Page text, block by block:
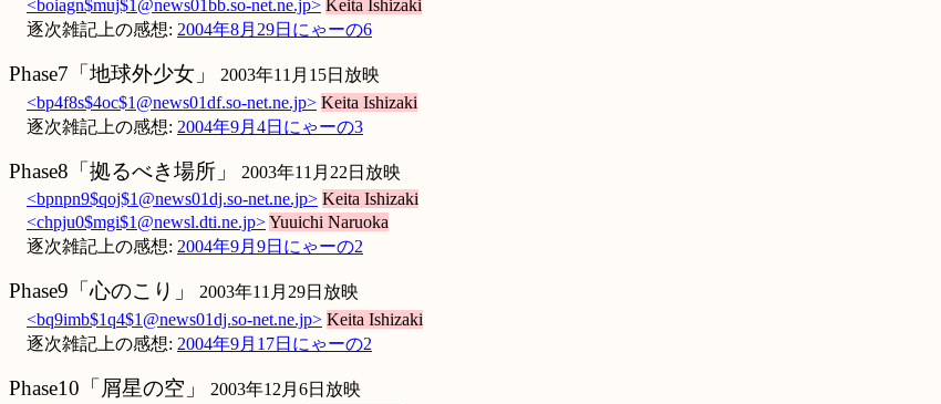
<boiagn$muj$1@news01bb.so-net.ne.jp> Keita Ishizaki
逐次雑記上の感想: 2004年8月29日にゃーの6
Phase7「地球外少女」
2003年11月15日放映
<bp4f8s$4oc$1@news01df.so-net.ne.jp> Keita Ishizaki
逐次雑記上の感想: 2004年9月4日にゃーの3
Phase8「拠るべき場所」
2003年11月22日放映
<bpnpn9$qoj$1@news01dj.so-net.ne.jp> Keita Ishizaki
<chpju0$mgi$1@newsl.dti.ne.jp>Yuuichi Naruoka
逐次雑記上の感想: 2004年9月9日にゃーの2
Phase9「心のこり」
2003年11月29日放映
<bq9imb$1q4$1@news01dj.so-net.ne.jp> Keita Ishizaki
逐次雑記上の感想: 2004年9月17日にゃーの2
Phase10「屑星の空」
2003年12月6日放映